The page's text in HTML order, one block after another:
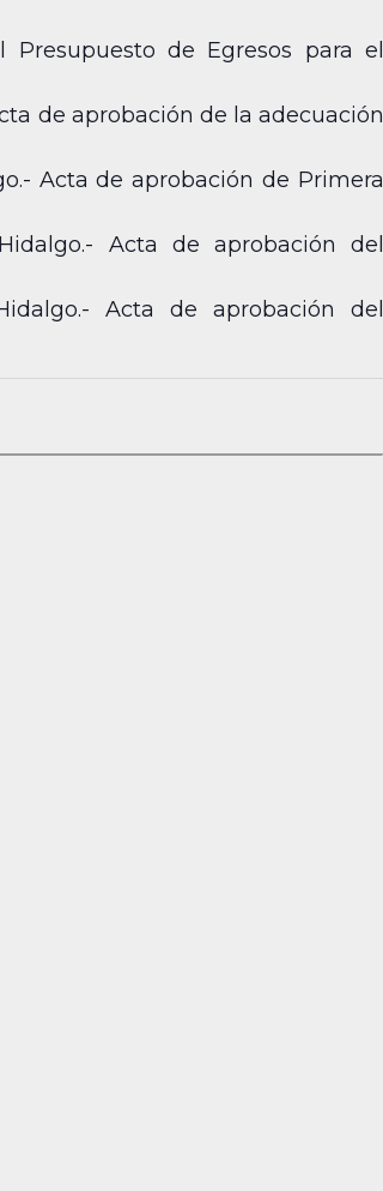
de Egresos para el
de aprobación de la adecuación
Acta de aprobación de Primera
Acta de aprobación del
Acta de aprobación del